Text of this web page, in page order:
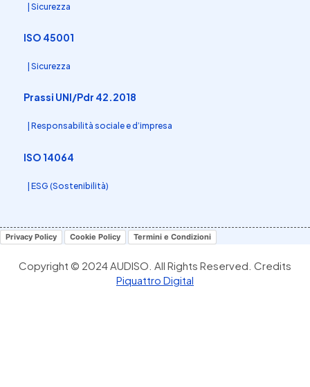
| Sicurezza
ISO 45001
| Sicurezza
Prassi UNI/Pdr 42.2018
| Responsabilità sociale e d’impresa
ISO 14064
| ESG (Sostenibilità)
Privacy Policy Cookie Policy Termini e Condizioni
Copyright © 2024 AUDISO. All Rights Reserved. Credits
Piquattro Digital